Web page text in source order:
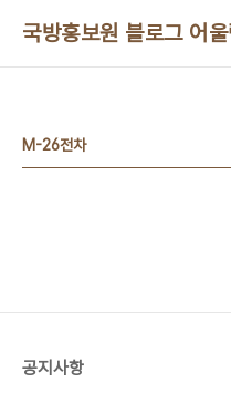
국방홍보원 블로그 어울
M-26전차
공지사항